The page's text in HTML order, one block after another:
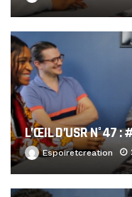
L’ŒIL D’USR N°47 :
Espoiretcreation